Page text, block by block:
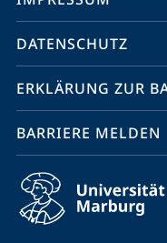
Navigation
DATENSCHUTZ
ERKLÄRUNG ZUR
BARRIERE MELDEN